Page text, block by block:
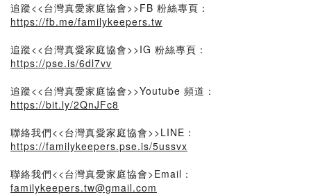
追蹤<<台灣真愛家庭協會>>FB 粉絲專頁：
https://fb.me/familykeepers.tw
追蹤<<台灣真愛家庭協會>>IG 粉絲專頁：
https://pse.is/6dl7vv
追蹤<<台灣真愛家庭協會>>Youtube 頻道：
https://bit.ly/2QnJFc8
聯絡我們<<台灣真愛家庭協會>>LINE：
https://familykeepers.pse.is/5ussvx
聯絡我們<<台灣真愛家庭協會>Email：
familykeepers.tw@gmail.com